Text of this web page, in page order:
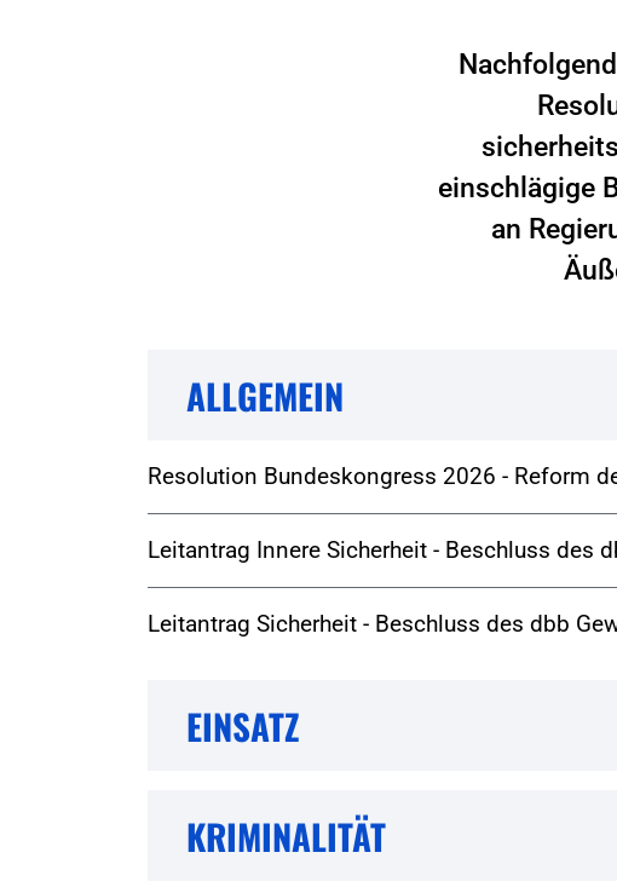
einschlägige
an
ALLGEMEIN
Resolution Bundeskongress 2026 - Reform
Leitantrag Innere Sicherheit - Beschluss des
Leitantrag Sicherheit - Beschluss des dbb
EINSATZ
KRIMINALITÄT